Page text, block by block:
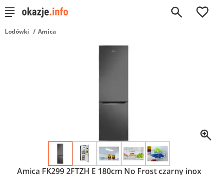
0
Lodówki Amica
Amica FK299 2FTZH E 180cm No Frost czarny inox